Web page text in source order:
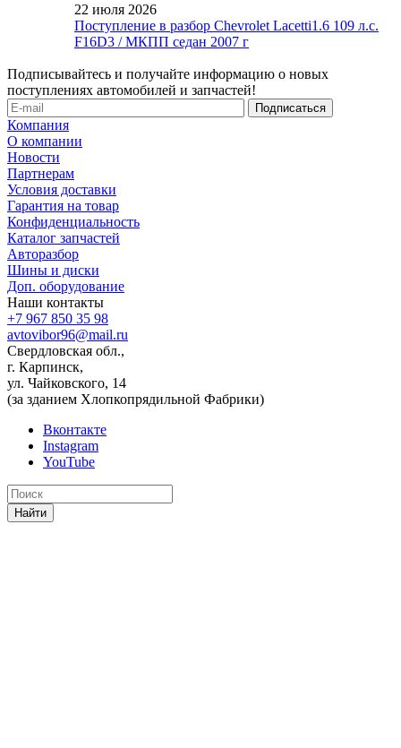
22 июля 2026
Поступление в разбор Chevrolet Lacetti1.6 109 л.с.
F16D3 / МКПП седан 2007 г
Подписывайтесь и получайте информацию о новых
поступлениях автомобилей и запчастей!
Компания
О компании
Новости
Партнерам
Условия доставки
Гарантия на товар
Конфиденциальность
Каталог запчастей
Авторазбор
Шины и диски
Доп. оборудование
Наши контакты
+7 967 850 35 98
avtovibor96@mail.ru
Свердловская обл.,
г. Карпинск,
ул. Чайковского, 14
(за зданием Хлопкопрядильной Фабрики)
Вконтакте
Instagram
YouTube
Найти